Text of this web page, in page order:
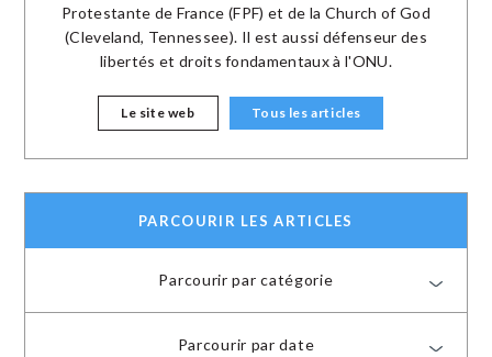
Protestante de France (FPF) et de la Church of God
(Cleveland, Tennessee). Il est aussi défenseur des
libertés et droits fondamentaux à l'ONU.
Le site web Tous les articles
PARCOURIR LES ARTICLES
Parcourir par catégorie
Parcourir par date